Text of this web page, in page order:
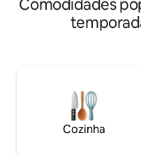
recentemente atualizado
comodidades modernas,
atualizados. A uma curta distância de 10
minutos de carro, você
com golfe, flutuação no
nível mundial,
Comodidades
Cozinha